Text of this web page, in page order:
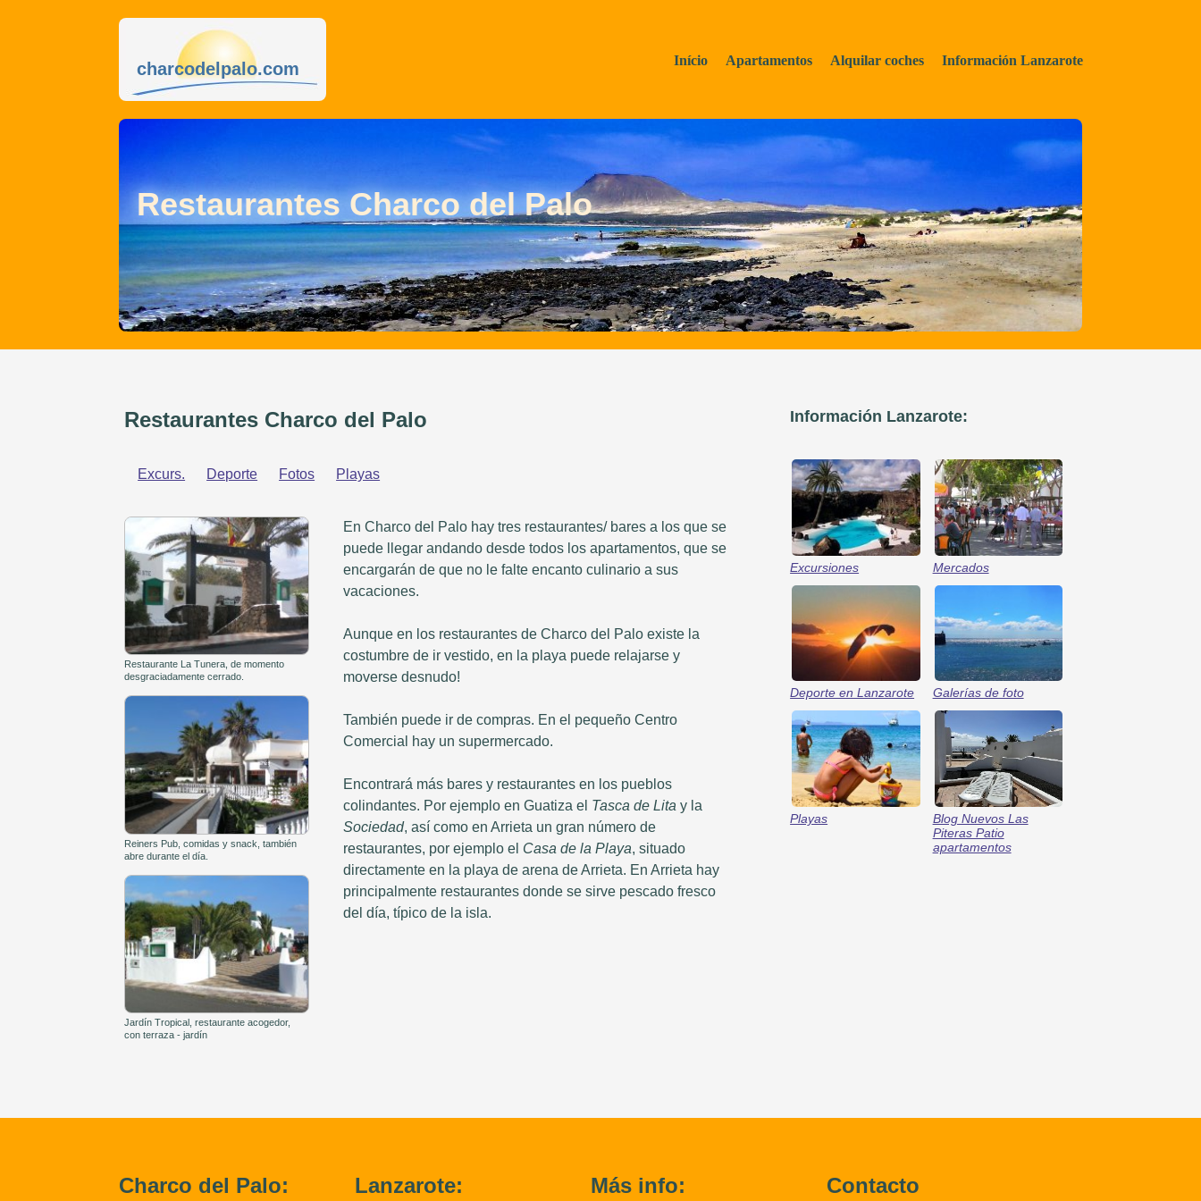
Início Apartamentos Alquilar coches Información Lanzarote
charcodelpalo.com
Restaurantes Charco del Palo
Restaurantes Charco del Palo
Excurs. Deporte Fotos Playas
Restaurante La Tunera, de momento
desgraciadamente cerrado.
Reiners Pub, comidas y snack, también
abre durante el día.
Jardín Tropical, restaurante acogedor,
con terraza - jardín
En Charco del Palo hay tres restaurantes/ bares a los que se
puede llegar andando desde todos los apartamentos, que se
encargarán de que no le falte encanto culinario a sus
vacaciones.
Aunque en los restaurantes de Charco del Palo existe la
costumbre de ir vestido, en la playa puede relajarse y
moverse desnudo!
También puede ir de compras. En el pequeño Centro
Comercial hay un supermercado.
Encontrará más bares y restaurantes en los pueblos
colindantes. Por ejemplo en Guatiza el Tasca de Lita y la
Sociedad, así como en Arrieta un gran número de
restaurantes, por ejemplo el Casa de la Playa, situado
directamente en la playa de arena de Arrieta. En Arrieta hay
principalmente restaurantes donde se sirve pescado fresco
del día, típico de la isla.
Información Lanzarote:
Excursiones Mercados
Deporte en Lanzarote Galerías de foto
Playas
Blog Nuevos Las
Piteras Patio
apartamentos
Charco del Palo: Lanzarote: Más info: Contacto